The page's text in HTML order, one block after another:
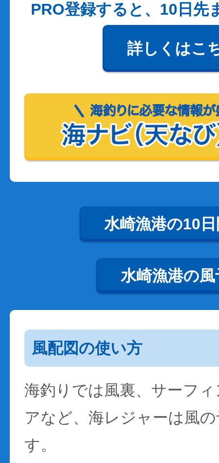
PRO登録すると、10日先
詳しくはこ
水崎漁港の10
水崎漁港の風
風配図の使い方
海釣りでは風裏、サーフ
アなど、海レジャーは風
す。